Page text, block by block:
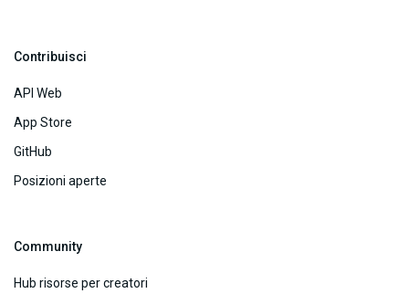
Contribuisci
API Web
App Store
GitHub
Posizioni aperte
Community
Hub risorse per creatori